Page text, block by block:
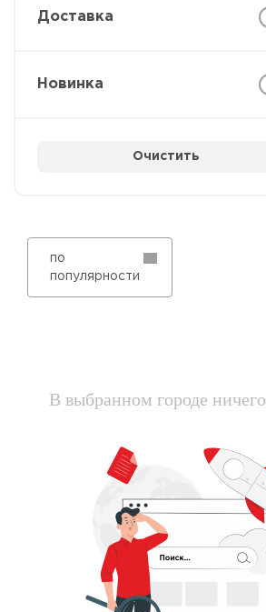
Доставка
Новинка
Очистить
по
популярности
В выбранном городе